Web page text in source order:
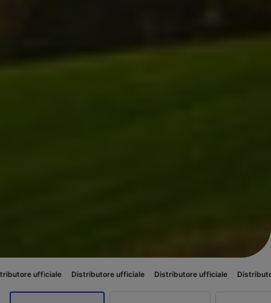
Distributore ufficiale Distributore ufficiale Distributore ufficiale